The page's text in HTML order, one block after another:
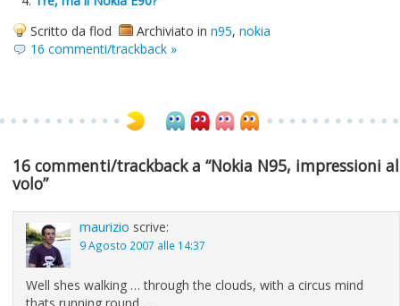
Scritto da flod
Archiviato in n95, nokia
16 commenti/trackback »
16 commenti/trackback a “Nokia N95, impressioni al
volo”
maurizio scrive:
9 Agosto 2007 alle 14:37
Well shes walking … through the clouds, with a circus mind